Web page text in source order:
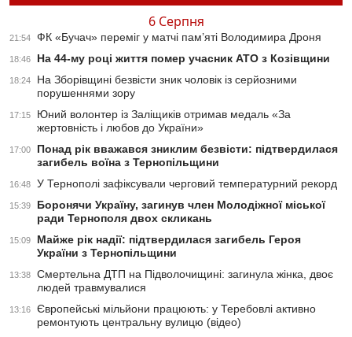
6 Серпня
21:54 ФК «Бучач» переміг у матчі пам’яті Володимира Дроня
18:46 На 44-му році життя помер учасник АТО з Козівщини
18:24
На Зборівщині безвісти зник чоловік із серйозними
порушеннями зору
17:15
Юний волонтер із Заліщиків отримав медаль «За
жертовність і любов до України»
17:00
Понад рік вважався зниклим безвісти: підтвердилася
загибель воїна з Тернопільщини
16:48 У Тернополі зафіксували черговий температурний рекорд
15:39
Боронячи Україну, загинув член Молодіжної міської
ради Тернополя двох скликань
15:09
Майже рік надії: підтвердилася загибель Героя
України з Тернопільщини
13:38
Смертельна ДТП на Підволочищині: загинула жінка, двоє
людей травмувалися
13:16
Європейські мільйони працюють: у Теребовлі активно
ремонтують центральну вулицю (відео)